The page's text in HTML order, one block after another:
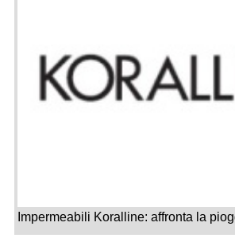
Impermeabili Koralline: affronta la